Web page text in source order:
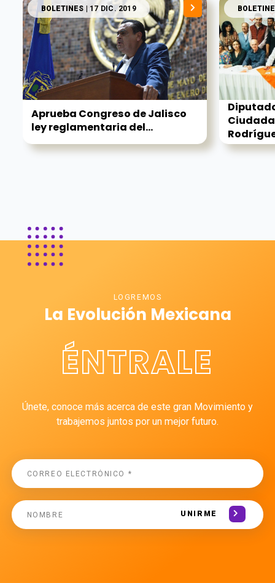
BOLETINES | 17 DIC. 2019
Aprueba Congreso de Jalisco
ley reglamentaria del...
LOGREMOS
La Evolución Mexicana
ÉNTRALE
Únete, conoce más acerca de este gran Movimiento y
trabajemos juntos por un mejor futuro.
UNIRME